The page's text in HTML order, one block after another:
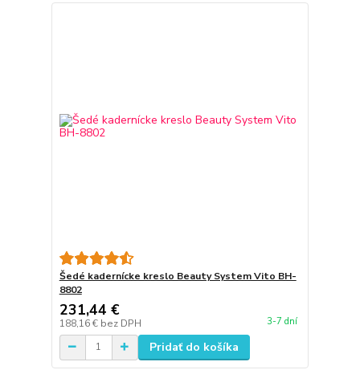
Šedé kadernícke kreslo Beauty System Vito BH-
8802
231,44 €
188,16 € bez DPH 3-7 dní
Pridať do košíka